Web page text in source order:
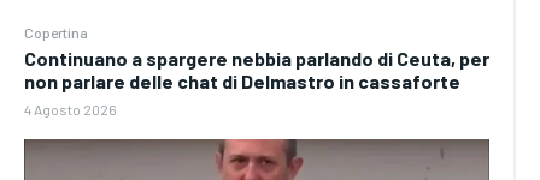
Copertina
Continuano a spargere nebbia parlando di Ceuta, per
non parlare delle chat di Delmastro in cassaforte
4 Agosto 2026